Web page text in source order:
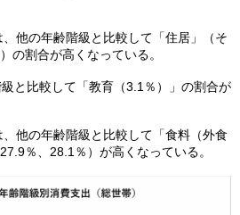
他の年齢階級と比較して「住居」（そ
の割合が高くなっている。
と比較して「教育（3.1％）」の割合が
他の年齢階級と比較して「食料（外食
％、28.1％）が高くなっている。